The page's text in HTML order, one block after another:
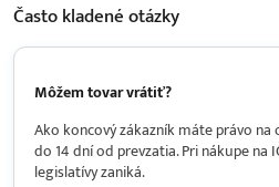
Často kladenéotázky
Môžem tovar vrátiť?
Ako koncový zákazník máte právo
do 14 dní od prevzatia. Pri nákupe na
legislatívy zaniká.